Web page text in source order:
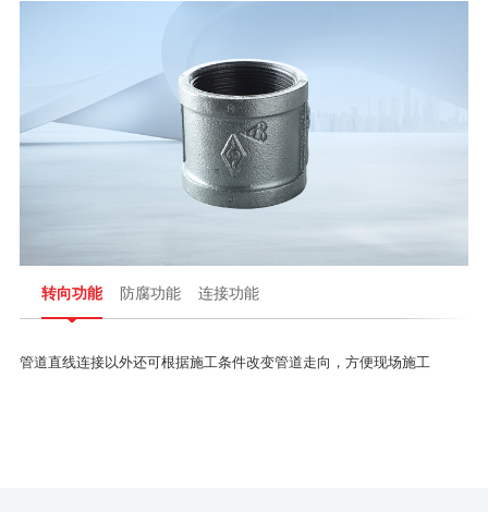
转向功能 防腐功能 连接功能
管道直线连接以外还可根据施工条件改变管道走向，方便现场施工